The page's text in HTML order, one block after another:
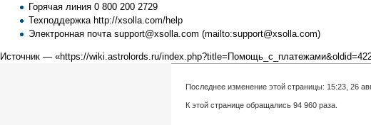
Горячая линия 0 800 200 2729
Техподдержка http://xsolla.com/help
Электронная почта support@xsolla.com
Источник — «https://wiki.astrolords.ru/
Последнее изменение этой страницы: 15:23, 26
К этой странице обращались 94 960 раза.